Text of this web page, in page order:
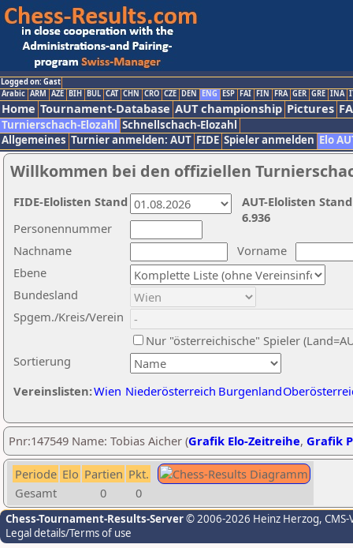
Logged on: Gast
Arabic ARM AZE BIH BUL CAT CHN CRO CZE DEN ENG ESP FAI FIN FRA GER GRE INA
Home Tournament-Database AUT championship Pictures
Turnierschach-Elozahl Schnellschach-Elozahl
Allgemeines Turnier anmelden: AUT FIDE Spieler anmelden Elo
Willkommen bei den offiziellen
Nachname
Vorname
Ebene
Sortierung
Personennummer
Bundesland
Spgem./Kreis/Verein
Nur "österreichische" Spieler
Vereinslisten:Wien Niederösterreich Burgenland
AUT-Elolisten
6.936
FIDE-Elolisten Stand
Pnr:147549 Name: Tobias Aicher (Grafik Elo-Zeitreihe, Grafik
Periode Elo Partien Pkt.
Gesamt
0 0
Chess-Tournament-Results-Server© 2006-2026 Heinz Herzog,
Legal details/Terms of use